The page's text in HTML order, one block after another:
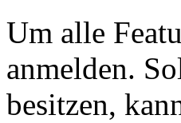
Um alle
anmelden.
besitzen,